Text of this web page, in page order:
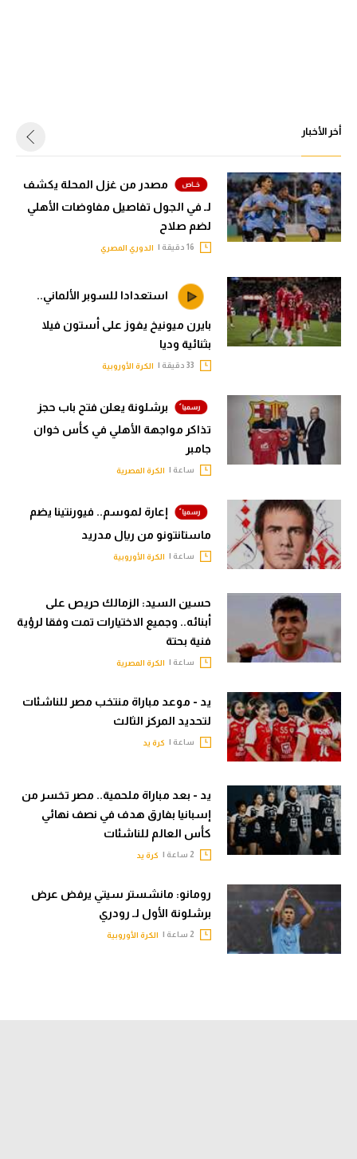
أخر الأخبار
مصدر من غزل المحلة يكشف
لـ في الجول تفاصيل مفاوضات الأهلي
لضم صلاح
الدوري المصري
استعدادا للسوبر الألماني..
بايرن ميونيخ يفوز على أستون فيلا
بثنائية وديا
الكرة الأوروبية
برشلونة يعلن فتح باب حجز
تذاكر مواجهة الأهلي في كأس خوان
جامبر
ساعة | الكرة المصرية
إعارة لموسم.. فيورنتينا يضم
ماستانتونو من ريال مدريد
ساعة | الكرة الأوروبية
حسين السيد: الزمالك حريص على
أبنائه.. وجميع الاختيارات تمت وفقا لرؤية
فنية بحتة
ساعة | الكرة المصرية
يد - موعد مباراة منتخب مصر للناشئات
لتحديد المركز الثالث
ساعة | كرة يد
يد - بعد مباراة ملحمية.. مصر تخسر من
إسبانيا بفارق هدف في نصف نهائي
كأس العالم للناشئات
كرة يد
رومانو: مانشستر سيتي يرفض عرض
برشلونة الأول لـ رودري
الكرة الأوروبية